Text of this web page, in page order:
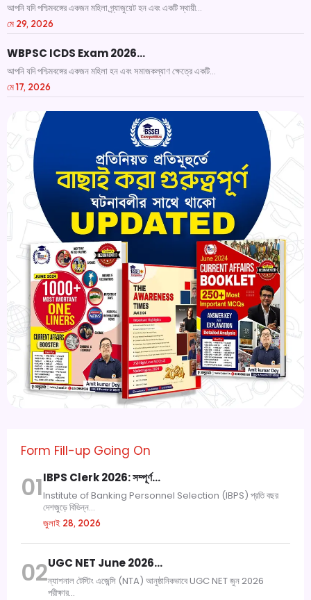
আপনি যদি পশ্চিমবঙ্গের একজন মহিলা গ্র্যাজুয়েট হন এবং একটি স্থায়ী...
মে 29, 2026
WBPSC ICDS Exam 2026…
আপনি যদি পশ্চিমবঙ্গের একজন মহিলা হন এবং সমাজকল্যাণ ক্ষেত্রে একটি...
মে 17, 2026
Form Fill-up Going On
01IBPS Clerk 2026: সম্পূর্ণ…
Institute of Banking Personnel Selection (IBPS) প্রতি বছর
দেশজুড়ে বিভিন্ন...
জুলাই 28, 2026
02UGC NET June 2026…
ন্যাশনাল টেস্টিং এজেন্সি (NTA) আনুষ্ঠানিকভাবে UGC NET জুন 2026
পরীক্ষার...